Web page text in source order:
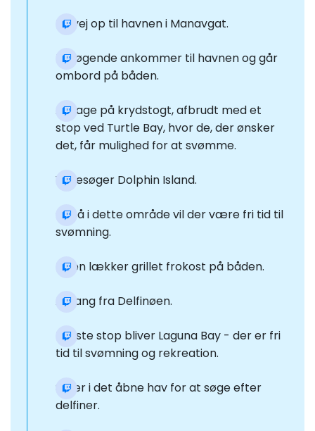
På vej op til havnen i Manavgat.
Besøgende ankommer til havnen og går
ombord på båden.
At tage på krydstogt, afbrudt med et
stop ved Turtle Bay, hvor de, der ønsker
det, får mulighed for at svømme.
Vi besøger Dolphin Island.
Også i dette område vil der være fri tid til
svømning.
Få en lækker grillet frokost på båden.
Afgang fra Delfinøen.
Næste stop bliver Laguna Bay - der er fri
tid til svømning og rekreation.
Sejler i det åbne hav for at søge efter
delfiner.